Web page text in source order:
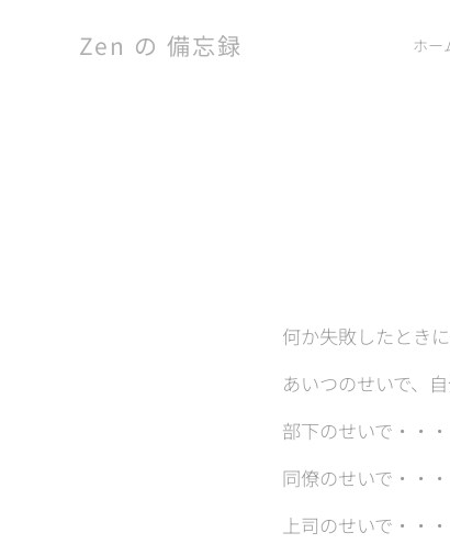
Zen の 備忘録 ホー
何か失敗したとき
あいつのせいで、
部下のせいで・・・
同僚のせいで・・・
上司のせいで・・・